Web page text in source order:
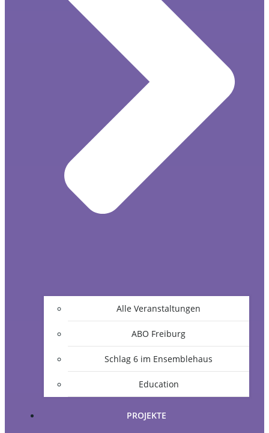
Alle Veranstaltungen
ABO Freiburg
Schlag 6 im Ensemblehaus
Education
PROJEKTE